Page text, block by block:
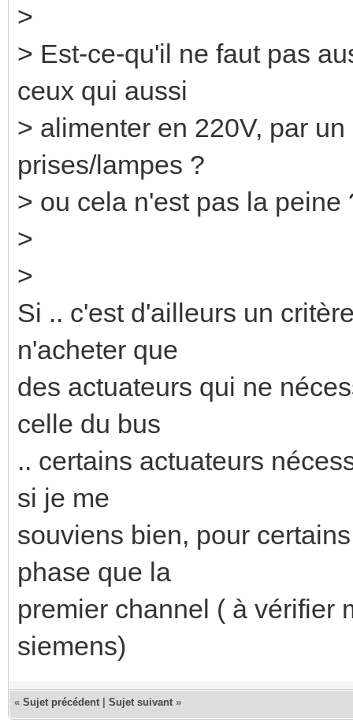
>
> Est-ce-qu'il ne faut pas
ceux qui aussi
> alimenter en 220V, par
prises/lampes ?
> ou cela n'est pas la peine
>
>
Si .. c'est d'ailleurs un
n'acheter que
des actuateurs qui ne
celle du bus
.. certains actuateurs
si je me
souviens bien, pour
phase que la
premier channel ( à vérifier
siemens)
« Sujet précédent Sujet suivant »